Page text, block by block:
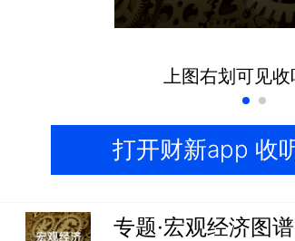
上图右划可见
打开财新app 收
专题·宏观经济图谱